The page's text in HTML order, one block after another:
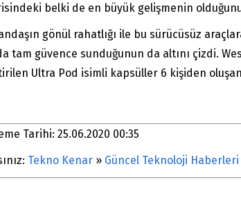
belki de en büyük gelişmenin
gönül rahatlığı ile bu sürücüsüz
tam güvence sunduğunun da altını çizdi.
Ultra Pod isimli kapsüller 6 kişiden
Tarihi: 25.06.2020 00:35
Tekno Kenar » Güncel Teknoloji Haberleri